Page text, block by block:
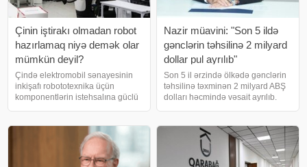
Çinin iştirakı olmadan robot
hazırlamaq niyə demək olar
mümkün deyil?
Çində elektromobil sənayesinin
inkişafı robototexnika üçün
komponentlərin istehsalına güclü
iştirakçılarının hələ təmin edə
bilmədiyi miqyasda və qiymətlərlə
Nazir müavini: "Son 5 ildə
gənclərin təhsilinə 2 milyard
dollar pul ayrılıb"
Son 5 il ərzində ölkədə gənclərin
təhsilinə təxminən 2 milyard ABŞ
dolları həcmində vəsait ayrılıb.
keçirilən İslam İnkişaf Bankının
İllik Toplantıları çərçivəsind